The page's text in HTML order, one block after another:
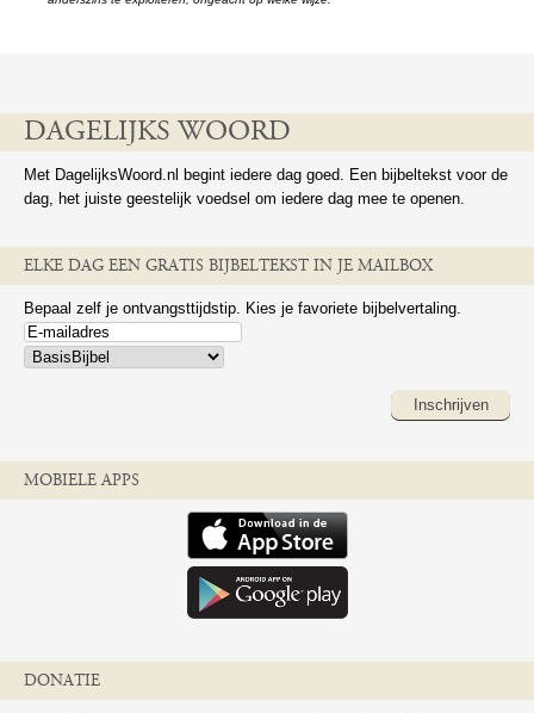
DAGELIJKS WOORD
Met DagelijksWoord.nl begint iedere dag goed. Een bijbeltekst voor de
dag, het juiste geestelijk voedsel om iedere dag mee te openen.
ELKE DAG EEN GRATIS BIJBELTEKST IN JE MAILBOX
Bepaal zelf je ontvangsttijdstip. Kies je favoriete bijbelvertaling.
Inschrijven
MOBIELE APPS
DONATIE